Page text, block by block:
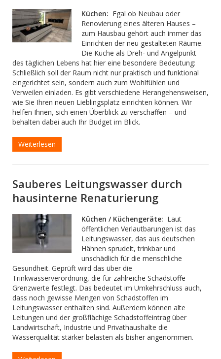
Küchen: Egal ob Neubau oder
Renovierung eines älteren Hauses –
zum Hausbau gehört auch immer das
Einrichten der neu gestalteten Räume.
Die Küche als Dreh- und Angelpunkt
des täglichen Lebens hat hier eine besondere Bedeutung:
Schließlich soll der Raum nicht nur praktisch und funktional
eingerichtet sein, sondern auch zum Wohlfühlen und
Verweilen einladen. Es gibt verschiedene Herangehensweisen,
wie Sie Ihren neuen Lieblingsplatz einrichten können. Wir
helfen Ihnen, sich einen Überblick zu verschaffen – und
behalten dabei auch Ihr Budget im Blick.
Weiterlesen
Sauberes Leitungswasser durch
hausinterne Renaturierung
Küchen / Küchengeräte: Laut
öffentlichen Verlautbarungen ist das
Leitungswasser, das aus deutschen
Hähnen sprudelt, trinkbar und
unschädlich für die menschliche
Gesundheit. Geprüft wird das über die
Trinkwasserverordnung, die für zahlreiche Schadstoffe
Grenzwerte festlegt. Das bedeutet im Umkehrschluss auch,
dass noch gewisse Mengen von Schadstoffen im
Leitungswasser enthalten sind. Außerdem können alte
Leitungen und der großflächige Schadstoffeintrag über
Landwirtschaft, Industrie und Privathaushalte die
Wasserqualität stärker belasten als bisher angenommen.